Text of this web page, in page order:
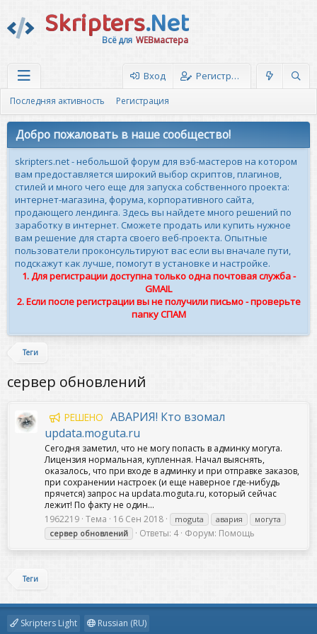
Skripters.Net
Всё для WEBмастера
Вход Регистрация
Последняя активность Регистрация
Добро пожаловать в наше сообщество!
skripters.net - небольшой форум для вэб-мастеров на котором
вам предоставляется широкий выбор скриптов, плагинов,
стилей и много чего еще для запуска собственного проекта:
интернет-магазина, форума, корпоративного сайта,
продающего лендинга. Здесь вы найдете много решений по
заработку в интернет. Сможете продать или купить нужное
вам решение для старта своего веб-проекта. Опытные
пользователи проконсультируют вас если вы вначале пути,
подскажут как лучше, помогут в установке и настройке.
1. Для регистрации доступна только одна почтовая служба -
GMAIL
2. Если после регистрации вы не получили письмо - проверьте
папку СПАМ
Теги
сервер обновлений
РЕШЕНО АВАРИЯ! Кто взомал
updata.moguta.ru
Сегодня заметил, что не могу попасть в админку могута.
Лицензия нормальная, купленная. Начал выяснять,
оказалось, что при входе в админку и при отправке заказов,
при сохранении настроек (и еще наверное где-нибудь
прячется) запрос на updata.moguta.ru, который сейчас
лежит! По факту не один...
1962219 Тема 16 Сен 2018 moguta авария
могута
сервер обновлений Ответы: 4 Форум: Помощь
Теги
Skripters Light Russian (RU)